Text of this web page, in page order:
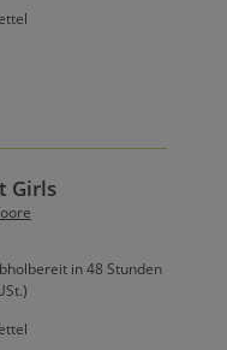
Girls
in 48 Stunden